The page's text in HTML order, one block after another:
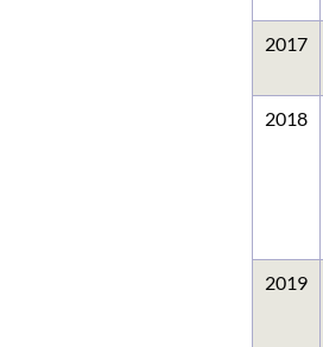
2017
2018
2019